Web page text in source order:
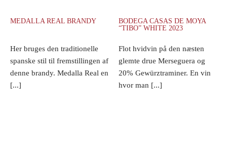
MEDALLA REAL BRANDY
Her bruges den traditionelle
spanske stil til fremstillingen af
denne brandy. Medalla Real en
[...]
BODEGA CASAS DE MOYA
“TIBO” WHITE 2023
Flot hvidvin på den næsten
glemte drue Merseguera og
20% Gewürztraminer. En vin
hvor man [...]